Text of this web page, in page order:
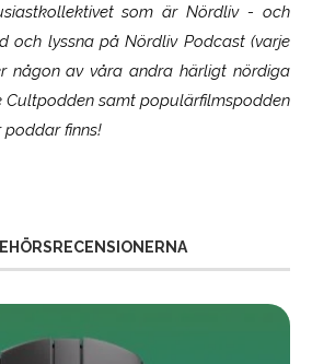
som ärNördliv- och
och lyssna på Nördliv Podcast (varje
någon av våra andra härligt nördiga
Cultpodden samt populärfilmspodden
poddar finns!